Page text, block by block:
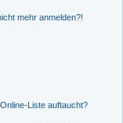
mehr anmelden?!
Liste auftaucht?